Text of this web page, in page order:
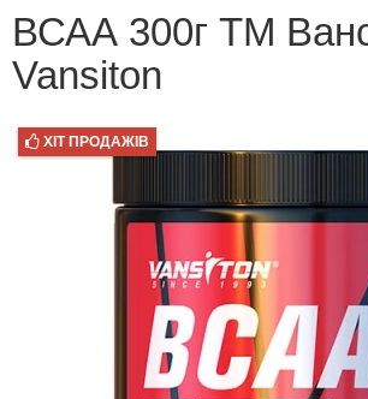
ВСАА 300г ТМ
Vansiton
ХІТ ПРОДАЖІВ